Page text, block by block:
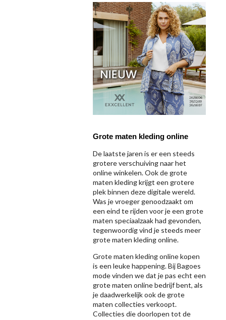
Grote maten kleding online
De laatste jaren is er een steeds
grotere verschuiving naar het
online winkelen. Ook de grote
maten kleding krijgt een grotere
plek binnen deze digitale wereld.
Was je vroeger genoodzaakt om
een eind te rijden voor je een grote
maten speciaalzaak had gevonden,
tegenwoordig vind je steeds meer
grote maten kleding online.
Grote maten kleding online kopen
is een leuke happening. Bij Bagoes
mode vinden we dat je pas echt een
grote maten online bedrijf bent, als
je daadwerkelijk ook de grote
maten collecties verkoopt.
Collecties die doorlopen tot de